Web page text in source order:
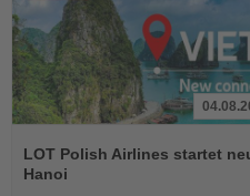
Sie
die
LOT Polish Airlines startet
Hanoi